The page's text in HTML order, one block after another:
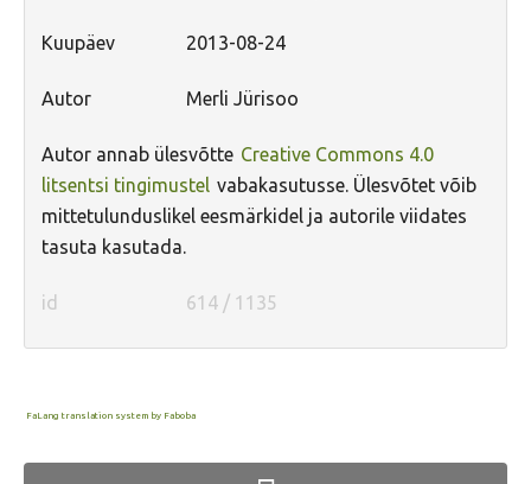
Hiite kuvavõistlus 2019
Hiite kuvavõistlus 2018
Hiite kuvavõistlus 2017
Hiite kuvavõistlus 2016
Hiite kuvavõistlus 2014
Kuupäev 2013-08-24
Autor Merli Jürisoo
Autor annab ülesvõtte Creative Commons 4.0
litsentsi tingimustel vabakasutusse. Ülesvõtet võib
mittetulunduslikel eesmärkidel ja autorile viidates
tasuta kasutada.
id 614 / 1135
FaLang translation system by Faboba